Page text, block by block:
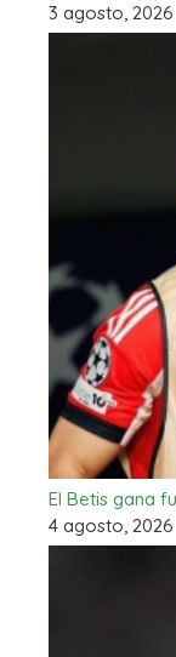
3 agosto, 2026
El Betis gana
4 agosto, 2026